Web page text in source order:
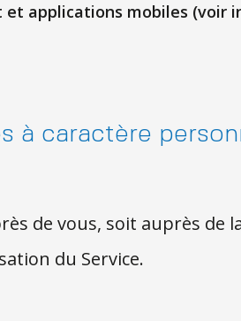
et applications mobiles (voir
à caractère
de vous, soit auprès de
du Service.